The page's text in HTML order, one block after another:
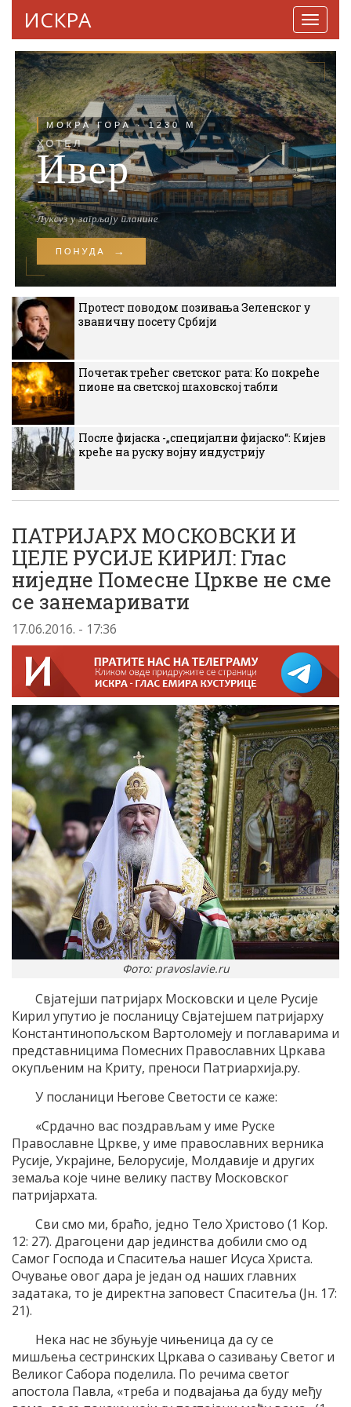
ИСКРА
Протест поводом позивања Зеленског у
званичну посету Србији
Почетак трећег светског рата: Ко покреће
пионе на светској шаховској табли
После фијаска -„специјални фијаско“: Кијев
креће на руску војну индустрију
ПАТРИЈАРХ МОСКОВСКИ И
ЦЕЛЕ РУСИЈЕ КИРИЛ: Глас
ниједне Помесне Цркве не сме
се занемаривати
17.06.2016. - 17:36
Фото: pravoslavie.ru
Свјатејши патријарх Московски и целе Русије
Кирил упутио је посланицу Свјатејшем патријарху
Константинопољском Вартоломеју и поглаварима и
представницима Помесних Православних Цркава
окупљеним на Криту, преноси Патриархија.ру.
У посланици Његове Светости се каже:
«Срдачно вас поздрављам у име Руске
Православне Цркве, у име православних верника
Русије, Украјине, Белорусије, Молдавије и других
земаља које чине велику паству Московског
патријархата.
Сви смо ми, браћо, једно Тело Христово (1 Кор.
12: 27). Драгоцени дар јединства добили смо од
Самог Господа и Спаситеља нашег Исуса Христа.
Очување овог дара је један од наших главних
задатака, то је директна заповест Спаситеља (Јн. 17:
21).
Нека нас не збуњује чињеница да су се
мишљења сестринских Цркава о сазивању Светог и
Великог Сабора поделила. По речима светог
апостола Павла, «треба и подвајања да буду међу